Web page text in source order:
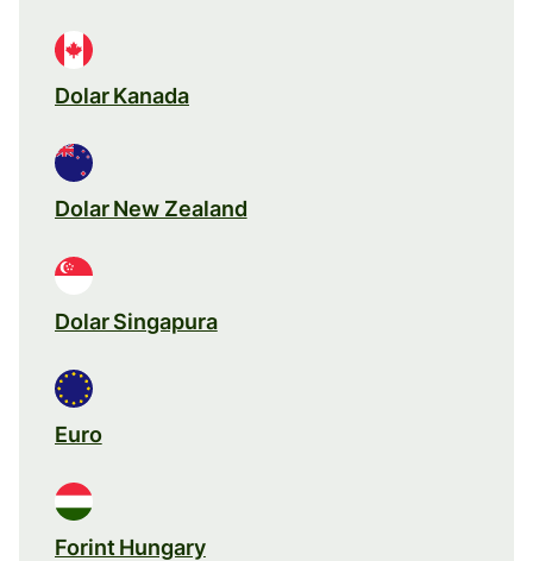
Dolar Kanada
Dolar New Zealand
Dolar Singapura
Euro
Forint Hungary